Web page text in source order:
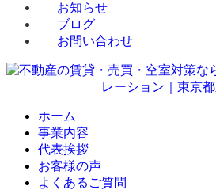
お知らせ
ブログ
お問い合わせ
ホーム
事業内容
代表挨拶
お客様の声
よくあるご質問